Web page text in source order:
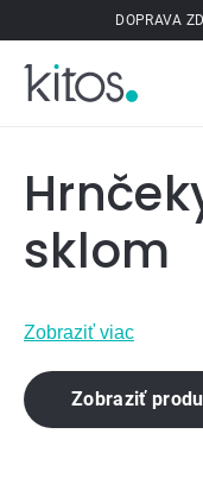
na
obsah
DOPRAVA
sklom
Zobraziť viac
Zobraziť